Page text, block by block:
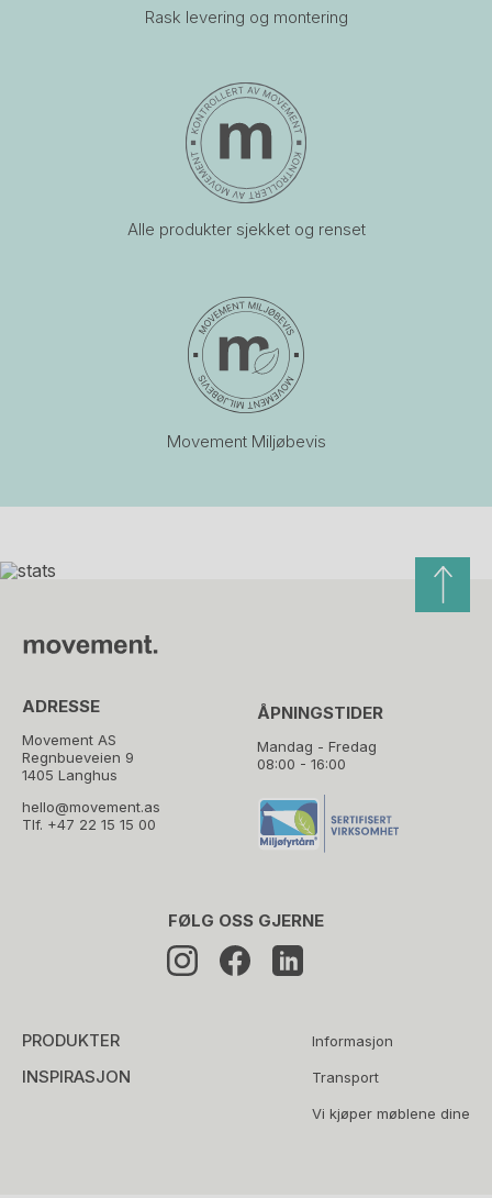
Rask levering og montering
Alle produkter sjekket og renset
Movement Miljøbevis
ADRESSE
Movement AS
Regnbueveien 9
1405 Langhus
hello@movement.as
Tlf. +47 22 15 15 00
ÅPNINGSTIDER
Mandag - Fredag
08:00 - 16:00
PRODUKTER
INSPIRASJON
Informasjon
Transport
Vi kjøper møblene dine
FØLG OSS GJERNE